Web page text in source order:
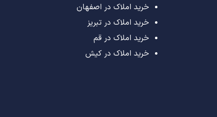
خرید املاک در اصفهان
خرید املاک در تبریز
خرید املاک در قم
خرید املاک در کیش